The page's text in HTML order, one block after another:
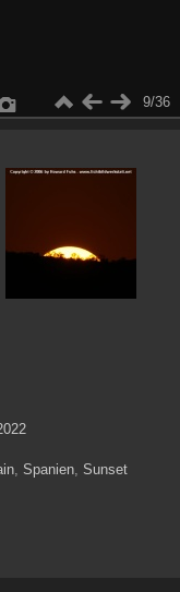
9/36
, Spanien, Sunset